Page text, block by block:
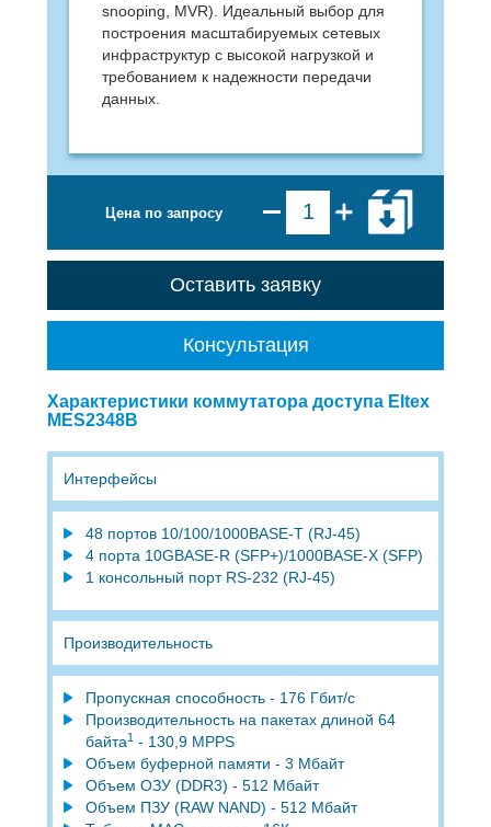
snooping, MVR). Идеальный выбор для
построения масштабируемых сетевых
инфраструктур с высокой нагрузкой и
требованием к надежности передачи
данных.
Цена по запросу
Оставить заявку
Консультация
Характеристики коммутатора доступа Eltex
MES2348B
Интерфейсы
48 портов 10/100/1000BASE-T (RJ-45)
4 порта 10GBASE-R (SFP+)/1000BASE-X (SFP)
1 консольный порт RS-232 (RJ-45)
Производительность
Пропускная способность - 176 Гбит/с
Производительность на пакетах длиной 64
байта1- 130,9 МРРS
Объем буферной памяти - 3 Мбайт
Объем ОЗУ (DDR3) - 512 Мбайт
Объем ПЗУ (RAW NAND) - 512 Мбайт